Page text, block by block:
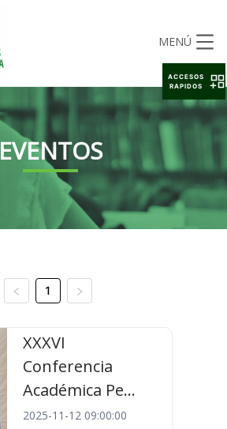
MENÚ
EVENTOS
1
XXXVI
Conferencia
Académica Pe...
2025-11-12 09:00:00
ACCESOS
RAPIDOS